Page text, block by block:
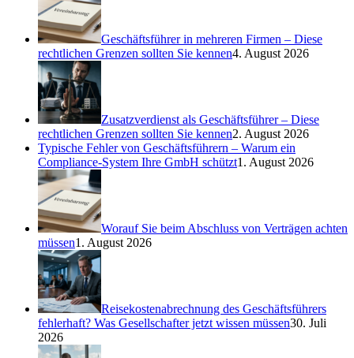
Geschäftsführer in mehreren Firmen – Diese
rechtlichen Grenzen sollten Sie kennen4. August 2026
Zusatzverdienst als Geschäftsführer – Diese
rechtlichen Grenzen sollten Sie kennen2. August 2026
Typische Fehler von Geschäftsführern – Warum ein
Compliance-System Ihre GmbH schützt1. August 2026
Worauf Sie beim Abschluss von Verträgen achten
müssen1. August 2026
Reisekostenabrechnung des Geschäftsführers
fehlerhaft? Was Gesellschafter jetzt wissen müssen30. Juli
2026